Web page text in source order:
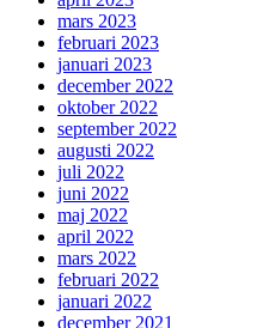
mars 2023
februari 2023
januari 2023
december 2022
oktober 2022
september 2022
augusti 2022
juli 2022
juni 2022
maj 2022
april 2022
mars 2022
februari 2022
januari 2022
december 2021